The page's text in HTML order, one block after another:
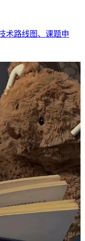
术路线图、课题申